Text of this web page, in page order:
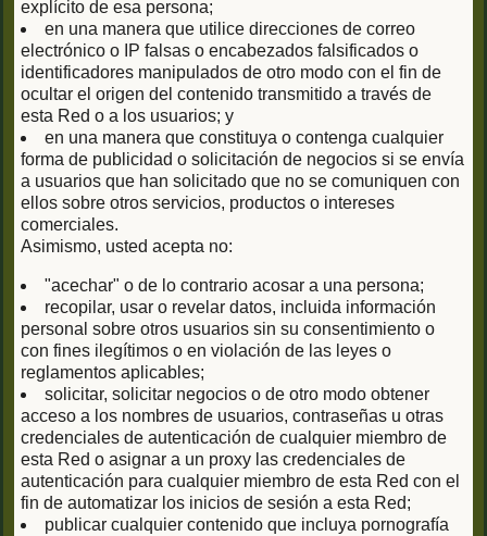
explícito de esa persona;
en una manera que utilice direcciones de correo
electrónico o IP falsas o encabezados falsificados o
identificadores manipulados de otro modo con el fin de
ocultar el origen del contenido transmitido a través de
esta Red o a los usuarios; y
en una manera que constituya o contenga cualquier
forma de publicidad o solicitación de negocios si se envía
a usuarios que han solicitado que no se comuniquen con
ellos sobre otros servicios, productos o intereses
comerciales.
Asimismo, usted acepta no:
"acechar" o de lo contrario acosar a una persona;
recopilar, usar o revelar datos, incluida información
personal sobre otros usuarios sin su consentimiento o
con fines ilegítimos o en violación de las leyes o
reglamentos aplicables;
solicitar, solicitar negocios o de otro modo obtener
acceso a los nombres de usuarios, contraseñas u otras
credenciales de autenticación de cualquier miembro de
esta Red o asignar a un proxy las credenciales de
autenticación para cualquier miembro de esta Red con el
fin de automatizar los inicios de sesión a esta Red;
publicar cualquier contenido que incluya pornografía